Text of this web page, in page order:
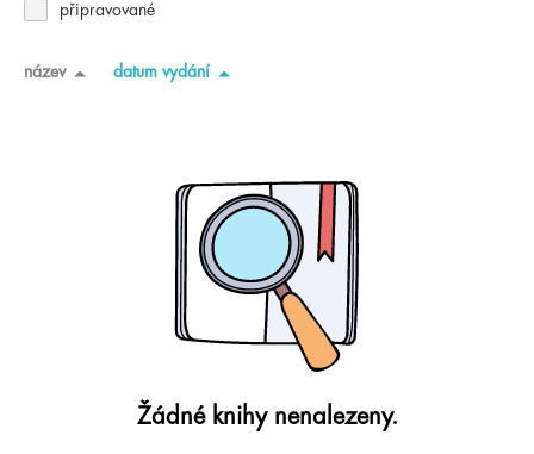
připravované
název datum vydání
Žádné knihy nenalezeny.